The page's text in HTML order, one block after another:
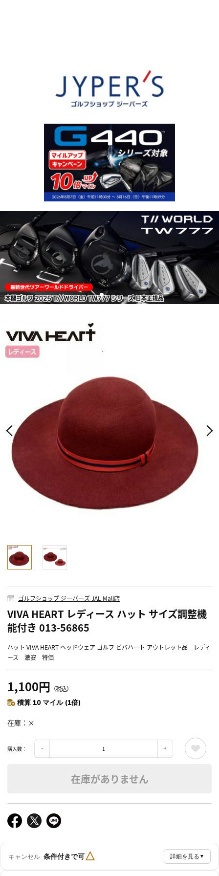
ゴルフショップ ジーパーズ JAL Mall店
VIVA HEART レディース ハット サイズ調整機
能付き 013-56865
ハット VIVA HEART ヘッドウェア ゴルフ ビバハート アウトレット品 レディ
ース 激安 特価
1,100円 （税込）
積算 10 マイル (1倍)
在庫 ×
購入数：
在庫がありません
キャンセル 条件付きで可△ 詳細を見る ▼